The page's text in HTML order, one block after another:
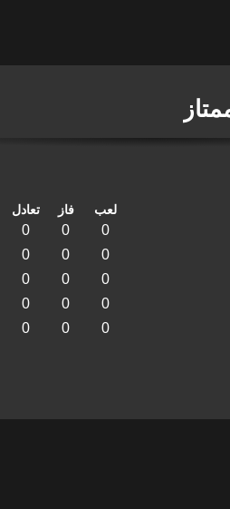
لعب فاز تعادل
0
0
0
0
0
0
0
0
0
0
0
0
0
0
0